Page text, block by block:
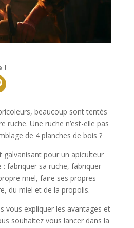
!
beaucoup sont tentés
ruche. Une ruche n’est-elle pas
de 4 planches de bois ?
galvanisant pour un apiculteur
fabriquer sa ruche, fabriquer
miel, faire ses propres
du miel et de la propolis.
vous expliquer les avantages et
souhaitez vous lancer dans la